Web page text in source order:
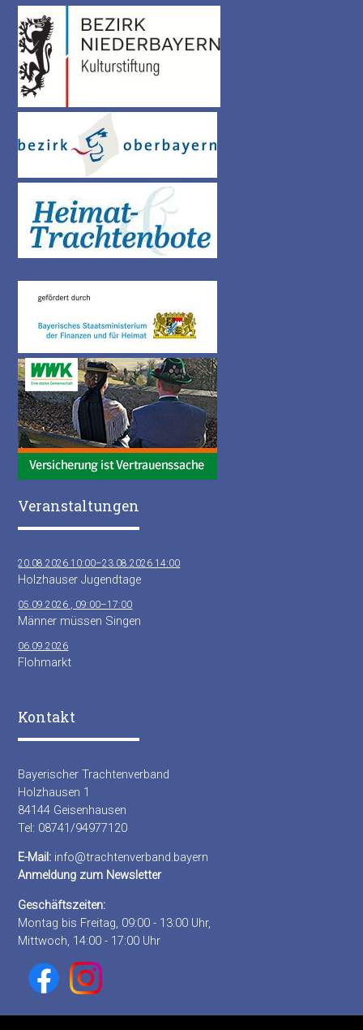
Veranstaltungen
20.08.2026 10:00–23.08.2026 14:00
Holzhauser Jugendtage
05.09.2026 , 09:00–17:00
Männer müssen Singen
06.09.2026
Flohmarkt
Kontakt
Bayerischer Trachtenverband
Holzhausen 1
84144 Geisenhausen
Tel: 08741/94977120
E-Mail: info@trachtenverband.bayern
Anmeldung zum Newsletter
Geschäftszeiten:
Montag bis Freitag, 09:00 - 13:00 Uhr,
Mittwoch, 14:00 - 17:00 Uhr